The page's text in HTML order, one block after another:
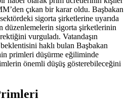
çıkan bir karar oldu. Başbakan
sigorta şirketlerine uyarıda
düzenlemelerin sigorta şirketlerinin
vurguladı. Vatandaşın
haklı bulan Başbakan
primleri düşürme eğiliminde
önemli düşüş gösterebileceğini